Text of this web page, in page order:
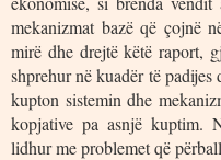
mekanizmat bazë që çojnë
mirë dhe drejtë këtë raport,
shprehur në kuadër të padijes
kupton sistemin dhe
kopjative pa asnjë kuptim.
lidhur me problemet që